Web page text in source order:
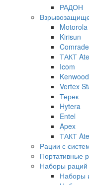
РАДОН
Motorola
Kirisun
Comrade
ТАКТ
Icom
Kenwood
Vertex
Терек
Hytera
Entel
Apex
ТАКТ
Рации с
Портативные
Наборы раций
Наборы